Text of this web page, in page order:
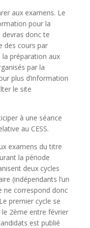
aux examens. Le
pour la
donc te
des cours par
la préparation aux
par la
plus d’information
le site
à une séance
au CESS.
examens du titre
la période
deux cycles
(indépendants l’un
ne correspond donc
premier cycle se
2ème entre février
est publié